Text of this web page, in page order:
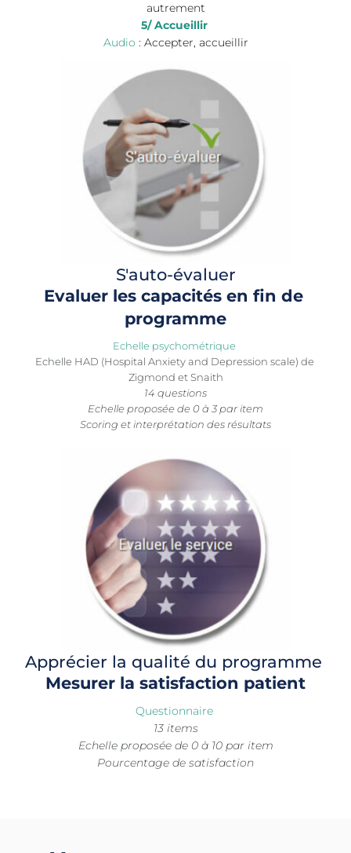
autrement
5/ Accueillir
Audio : Accepter, accueillir
S'auto-évaluer
Evaluer les capacités en fin de
programme
Echelle psychométrique
Echelle HAD (Hospital Anxiety and Depression scale) de
Zigmond et Snaith
14 questions
Echelle proposée de 0 à 3 par item
Scoring et interprétation des résultats
Apprécier la qualité du programme
Mesurer la satisfaction patient
Questionnaire
13 items
Echelle proposée de 0 à 10 par item
Pourcentage de satisfaction